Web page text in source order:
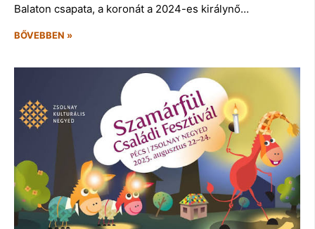
Balaton csapata, a koronát a 2024-es királynő…
BŐVEBBEN »